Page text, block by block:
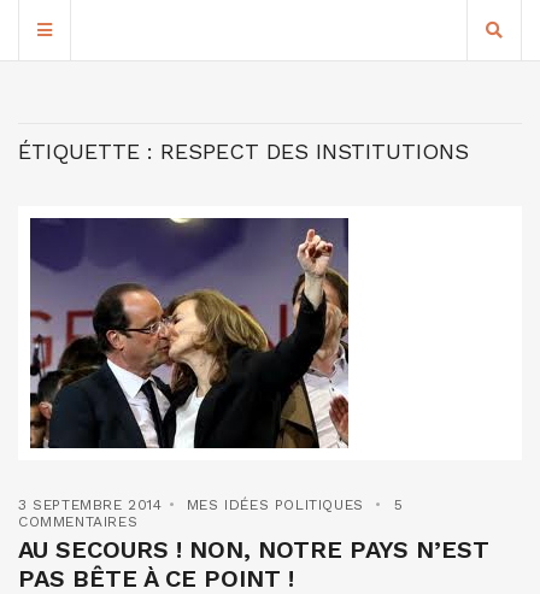
ÉTIQUETTE : RESPECT DES INSTITUTIONS
3 SEPTEMBRE 2014 MES IDÉES POLITIQUES
5
COMMENTAIRES
AU SECOURS ! NON, NOTRE PAYS N’EST
PAS BÊTE À CE POINT !